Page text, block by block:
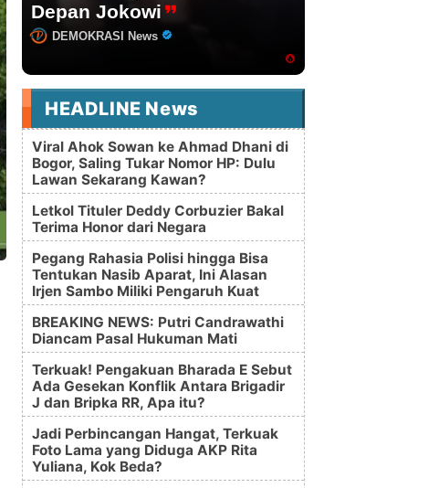
Depan Jokowi
DEMOKRASI News
HEADLINE News
Viral Ahok Sowan ke Ahmad Dhani di
Bogor, Saling Tukar Nomor HP: Dulu
Lawan Sekarang Kawan?
Letkol Tituler Deddy Corbuzier Bakal
Terima Honor dari Negara
Pegang Rahasia Polisi hingga Bisa
Tentukan Nasib Aparat, Ini Alasan
Irjen Sambo Miliki Pengaruh Kuat
BREAKING NEWS: Putri Candrawathi
Diancam Pasal Hukuman Mati
Terkuak! Pengakuan Bharada E Sebut
Ada Gesekan Konflik Antara Brigadir
J dan Bripka RR, Apa itu?
Jadi Perbincangan Hangat, Terkuak
Foto Lama yang Diduga AKP Rita
Yuliana, Kok Beda?